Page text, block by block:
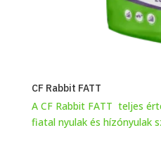
CF Rabbit FATT
A CF Rabbit FATT teljes
fiatal nyulak és hízónyulak